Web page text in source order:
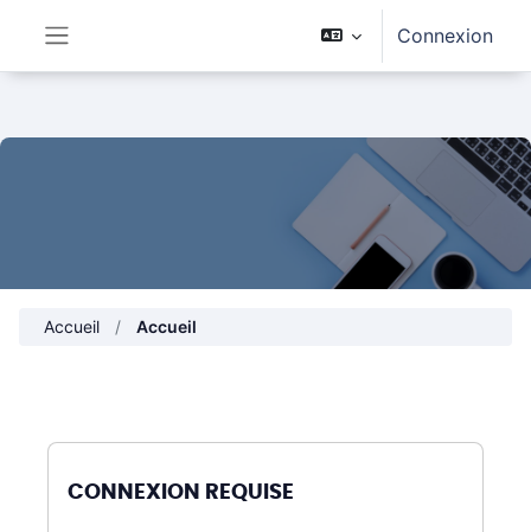
Connexion
Accueil Accueil
CONNEXION REQUISE